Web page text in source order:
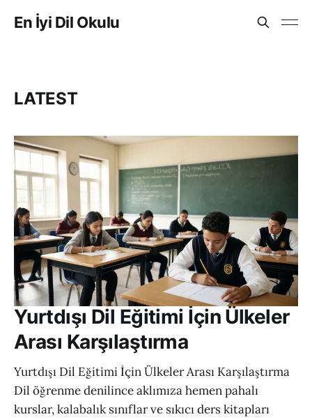
En İyi Dil Okulu
LATEST
Yurtdışı Dil Eğitimi İçin Ülkeler
Arası Karşılaştırma
Yurtdışı Dil Eğitimi İçin Ülkeler Arası Karşılaştırma
Dil öğrenme denilince aklımıza hemen pahalı
kurslar, kalabalık sınıflar ve sıkıcı ders kitapları